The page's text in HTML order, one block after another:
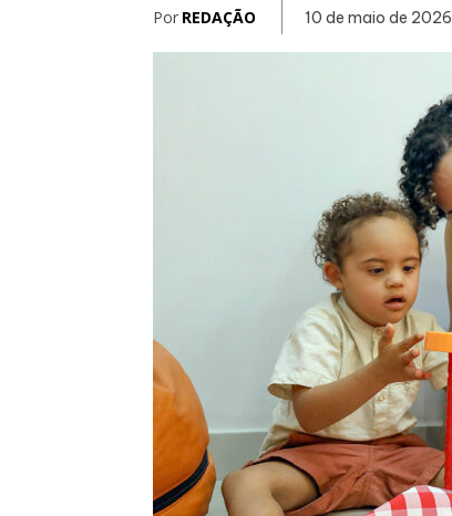
Por REDAÇÃO 10 de maio de 2026